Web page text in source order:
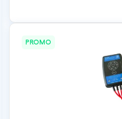
PROMO